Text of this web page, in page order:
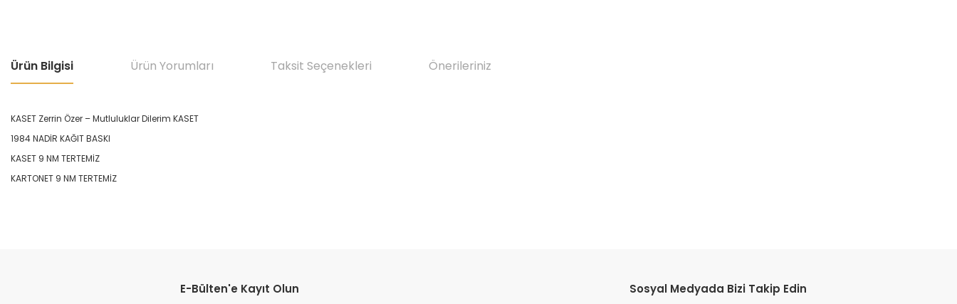
Ürün Bilgisi Ürün Yorumları Taksit Seçenekleri Önerileriniz
KASET Zerrin Özer ‎– Mutluluklar Dilerim KASET
1984 NADİR KAĞIT BASKI
KASET 9 NM TERTEMİZ
KARTONET 9 NM TERTEMİZ
Ürün resmi kalitesiz, bozuk veya görüntülenemiyor.
E-Bülten'e Kayıt Olun Sosyal Medyada Bizi Takip Edin